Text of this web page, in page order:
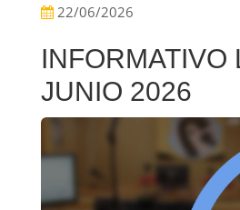
22/06/2026
INFORMATIVO
JUNIO 2026